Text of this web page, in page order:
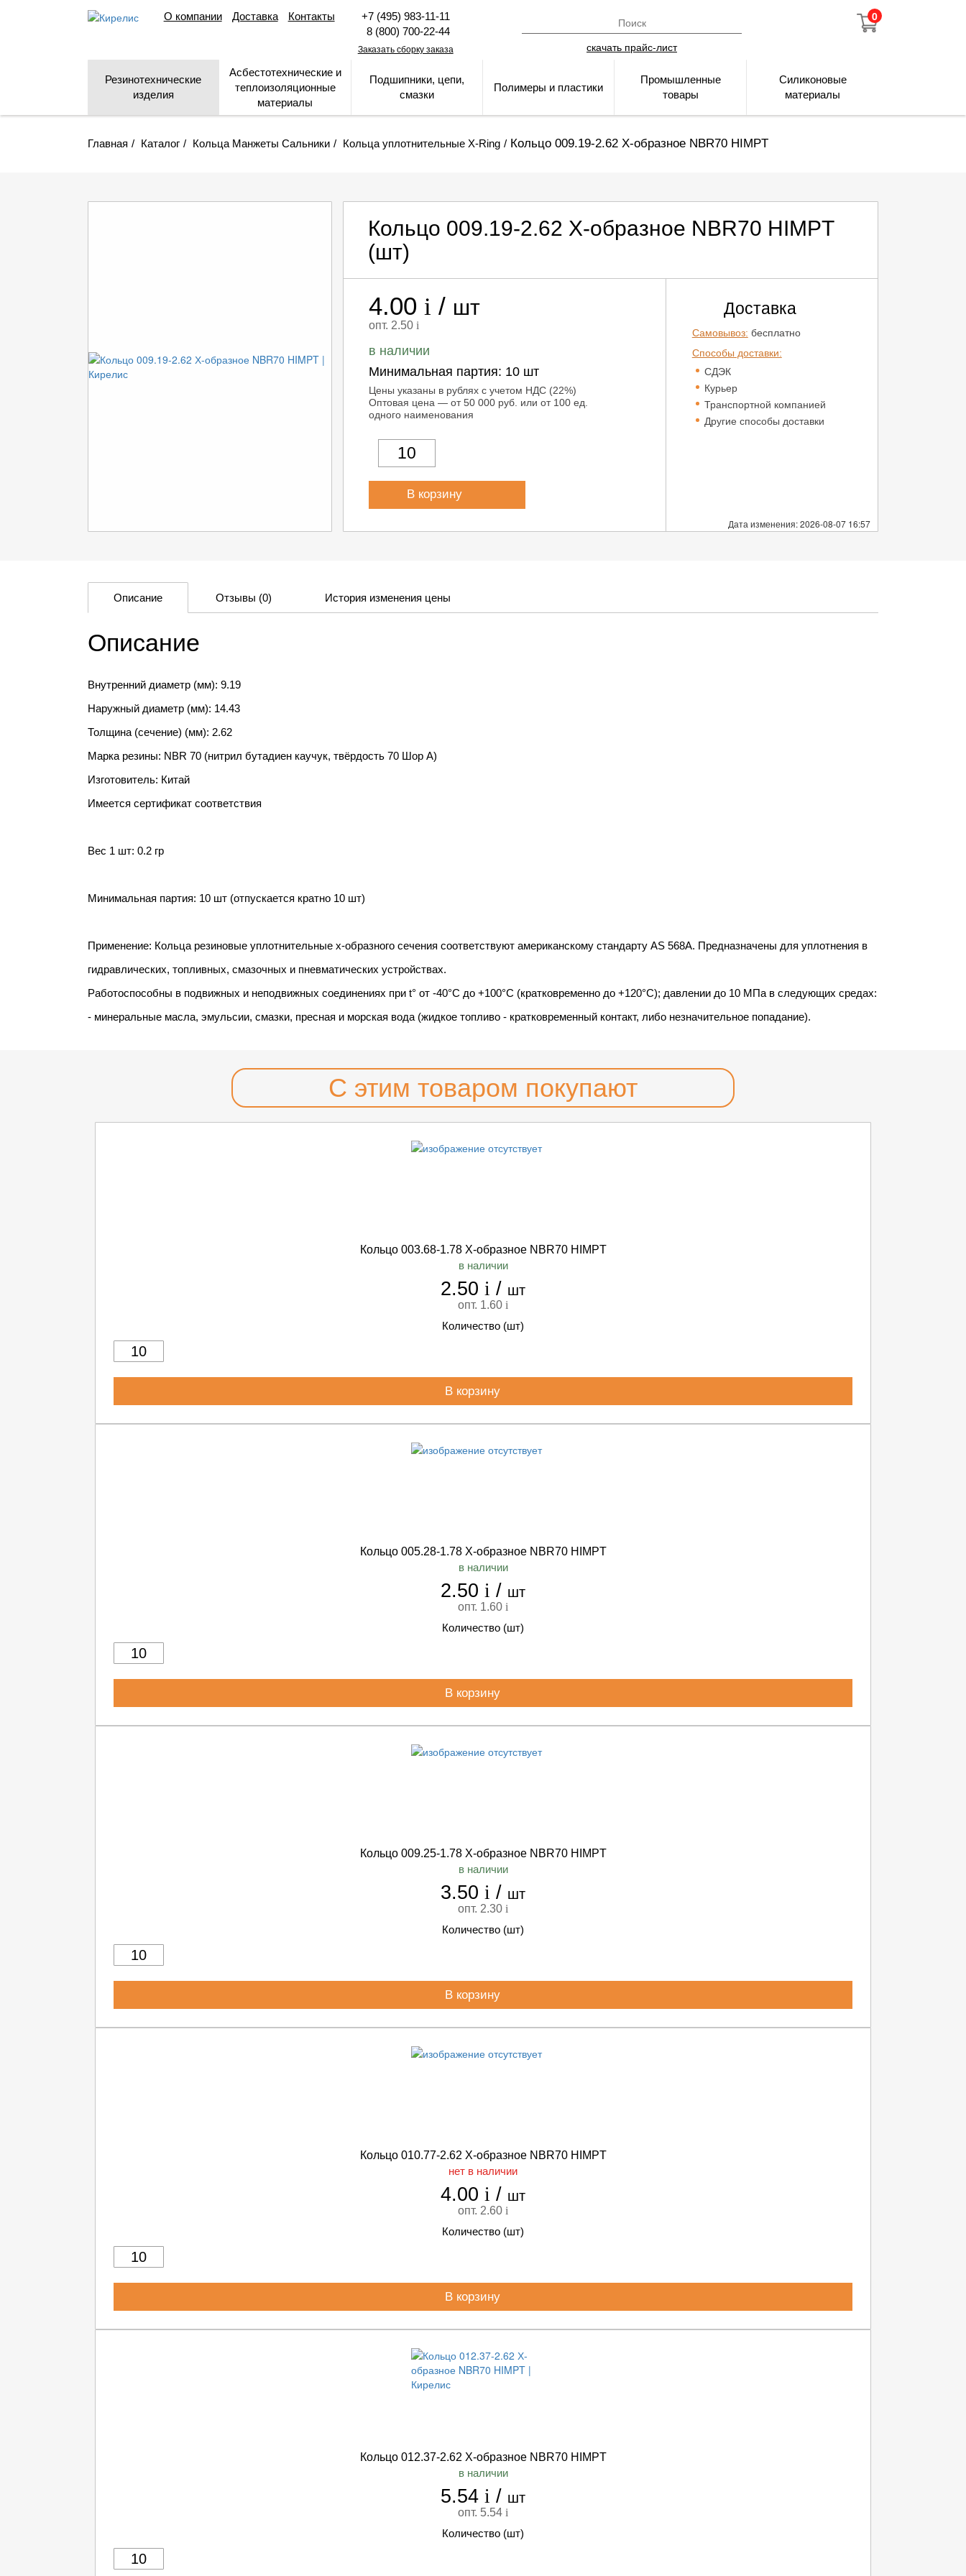
О компании Доставка Контакты
+7 (495) 983-11-11
8 (800) 700-22-44
Заказать сборку заказа
0
скачать прайс-лист
Резинотехнические
изделия
Асбестотехнические и
теплоизоляционные
материалы
Подшипники, цепи,
смазки
Полимеры и пластики
Промышленные
товары
Силиконовые
материалы
Главная Каталог Кольца Манжеты Сальники Кольца уплотнительные Х-Ring Кольцо 009.19-2.62 Х-образное NBR70 HIMPT
Кольцо 009.19-2.62 Х-образное NBR70 HIMPT
(шт)
Дата изменения: 2026-08-07 16:57
4.00 i / шт
опт. 2.50i
в наличии
Минимальная партия: 10 шт
Цены указаны в рублях с учетом НДС (22%)
Оптовая цена — от 50 000 руб. или от 100 ед.
одного наименования
В корзину
Доставка
Самовывоз: бесплатно
Способы доставки:
СДЭК
Курьер
Транспортной компанией
Другие способы доставки
Описание Отзывы (0) История изменения цены
Описание
Внутренний диаметр (мм): 9.19
Наружный диаметр (мм): 14.43
Толщина (сечение) (мм): 2.62
Марка резины: NBR 70 (нитрил бутадиен каучук, твёрдость 70 Шор А)
Изготовитель: Китай
Имеется сертификат соответствия
Вес 1 шт: 0.2 гр
Минимальная партия: 10 шт (отпускается кратно 10 шт)
Применение: Кольца резиновые уплотнительные х-образного сечения соответствуют американскому стандарту AS 568A. Предназначены для уплотнения в
гидравлических, топливных, смазочных и пневматических устройствах.
Работоспособны в подвижных и неподвижных соединениях при t° от -40°С до +100°С (кратковременно до +120°С); давлении до 10 МПа в следующих средах:
- минеральные масла, эмульсии, смазки, пресная и морская вода (жидкое топливо - кратковременный контакт, либо незначительное попадание).
С этим товаром покупают
Кольцо 003.68-1.78 Х-образное NBR70 HIMPT
в наличии
2.50 i / шт
опт. 1.60 i
Количество (шт)
В корзину
Кольцо 005.28-1.78 Х-образное NBR70 HIMPT
в наличии
2.50 i / шт
опт. 1.60 i
Количество (шт)
В корзину
Кольцо 009.25-1.78 Х-образное NBR70 HIMPT
в наличии
3.50 i / шт
опт. 2.30 i
Количество (шт)
В корзину
Кольцо 010.77-2.62 Х-образное NBR70 HIMPT
нет в наличии
4.00 i / шт
опт. 2.60 i
Количество (шт)
В корзину
Кольцо 012.37-2.62 Х-образное NBR70 HIMPT
в наличии
5.54 i / шт
опт. 5.54 i
Количество (шт)